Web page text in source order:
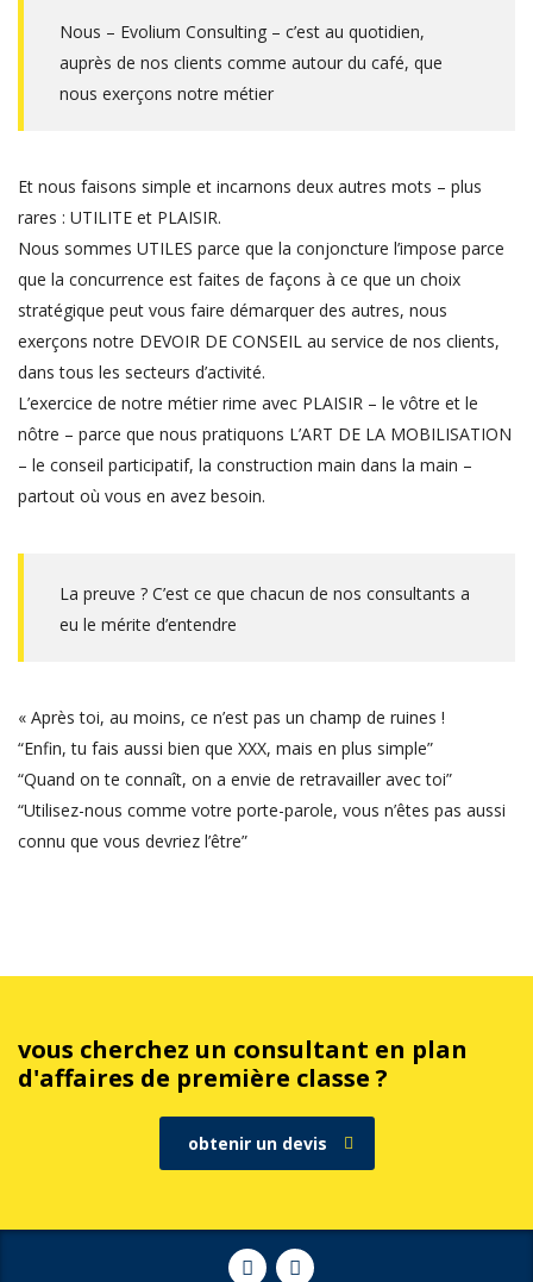
Nous – Evolium Consulting – c’est au quotidien,
auprès de nos clients comme autour du café, que
nous exerçons notre métier
Et nous faisons simple et incarnons deux autres mots – plus
rares : UTILITE et PLAISIR.
Nous sommes UTILES parce que la conjoncture l’impose parce
que la concurrence est faites de façons à ce que un choix
stratégique peut vous faire démarquer des autres, nous
exerçons notre DEVOIR DE CONSEIL au service de nos clients,
dans tous les secteurs d’activité.
L’exercice de notre métier rime avec PLAISIR – le vôtre et le
nôtre – parce que nous pratiquons L’ART DE LA MOBILISATION
– le conseil participatif, la construction main dans la main –
partout où vous en avez besoin.
La preuve ? C’est ce que chacun de nos consultants a
eu le mérite d’entendre
« Après toi, au moins, ce n’est pas un champ de ruines !
“Enfin, tu fais aussi bien que XXX, mais en plus simple”
“Quand on te connaît, on a envie de retravailler avec toi”
“Utilisez-nous comme votre porte-parole, vous n’êtes pas aussi
connu que vous devriez l’être”
vous cherchez un consultant en plan
d'affaires de première classe ?
obtenir un devis